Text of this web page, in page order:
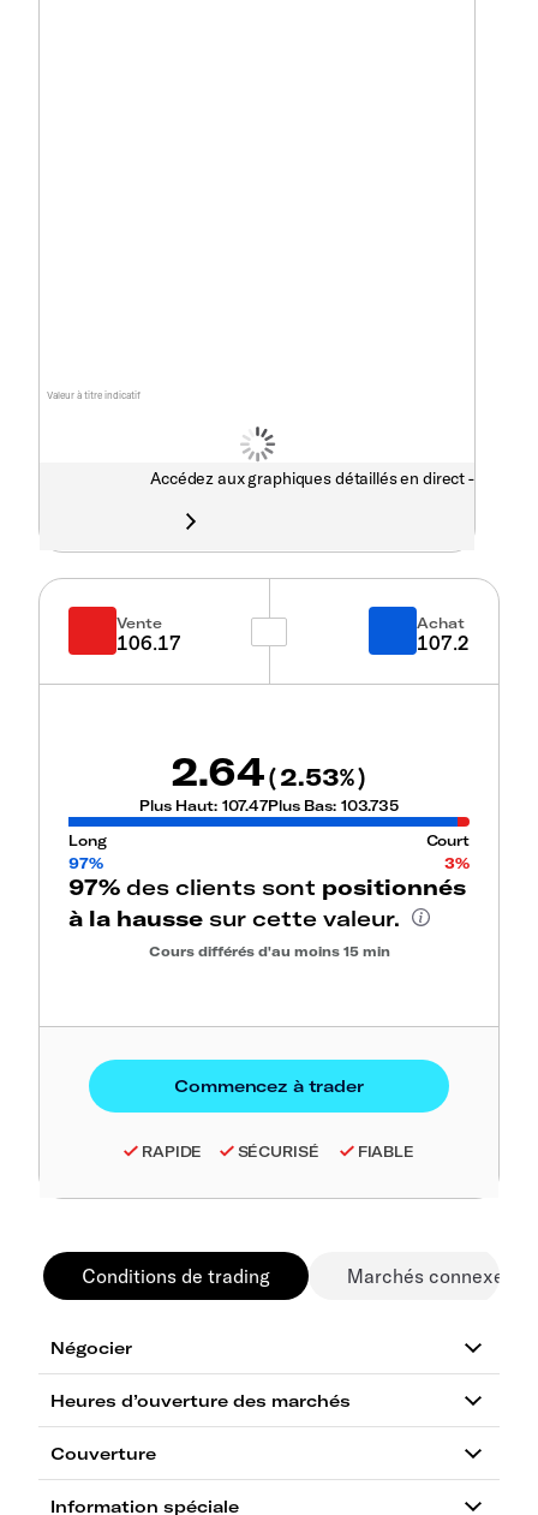
Valeur à titre indicatif
Accédez aux graphiques détaillés en direct -
Vente
106.17
Achat
107.2
2.64(2.53%)
Plus Haut: 107.47Plus Bas: 103.735
Long
Court
97%
3%
97% des clients sont positionnés
à la hausse sur cette valeur.
Cours différés d'au moins 15 min
RAPIDE SÉCURISÉ FIABLE
Conditions de trading Marchés connexes